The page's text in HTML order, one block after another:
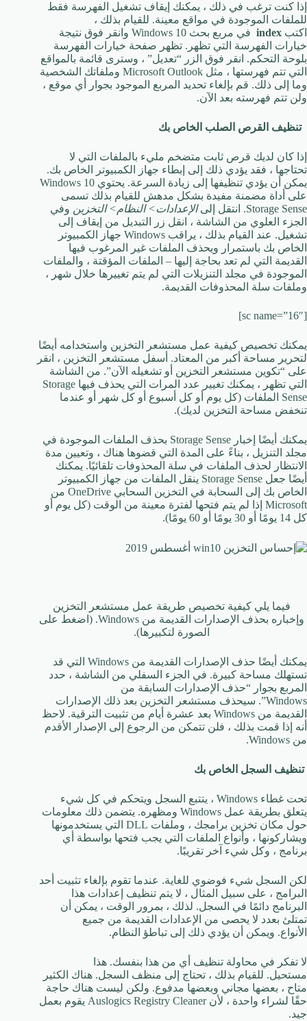
إذا كنت ترغب في ذلك ، يمكنك إيقاف تشغيل الفهرسة فقط
للملفات الموجودة في مواقع معينة. للقيام بذلك ،
اكتب index
في مربع بحث Windows 10 وانقر فوق نتيجة
خيارات الفهرسة التي تظهر. تظهر صفحة خيارات الفهرسة
بلوحة التحكم. انقر فوق الزر “تعديل” ، وسترى قائمة بالمواقع
التي تتم فهرستها ، مثل Microsoft Outlook وملفاتك الشخصية
وما إلى ذلك. قم بإلغاء تحديد المربع الموجود بجوار أي موقع ،
ولن تتم فهرسته بعد الآن.
تنظيف القرص الصلب الخاص بك
إذا كان لديك قرص ثابت متضخم مليء بالملفات التي لا
تحتاجها ، فقد يؤدي ذلك إلى إبطاء جهاز الكمبيوتر الخاص بك.
يمكن أن يؤدي تنظيفها إلى زيادة السرعة. يحتوي Windows 10
على أداة مضمنة مفيدة بشكل مدهش للقيام بذلك تسمى
Storage Sense. انتقل إلى
الإعدادات> النظام> التخزين وفي
الجزء العلوي من الشاشة ، انقل زر التبديل من إيقاف إلى
تشغيل. عند القيام بذلك ، يراقب Windows جهاز الكمبيوتر
الخاص بك باستمرار ويحذف الملفات غير المرغوب فيها
القديمة التي لم تعد بحاجة إليها – الملفات المؤقتة ، والملفات
الموجودة في مجلد التنزيلات التي لم يتم تغييرها خلال شهر ،
وملفات سلة المحذوفات القديمة.
[sc name=”16″]
يمكنك تخصيص كيفية عمل مستشعر التخزين واستخدامه أيضًا
لتحرير مساحة أكبر من المعتاد. أسفل مستشعر التخزين ، انقر
على “تكوين مستشعر التخزين أو تشغيله الآن”. من الشاشة
التي تظهر ، يمكنك تغيير عدد المرات التي يحذف فيها Storage
Sense الملفات (كل يوم أو كل أسبوع أو كل شهر أو عندما
تنخفض مساحة التخزين لديك).
يمكنك أيضًا إخبار Storage Sense بحذف الملفات الموجودة في
مجلد التنزيل ، بناءً على المدة التي قضوها هناك ، وتعيين مدة
الانتظار لحذف الملفات في سلة المحذوفات تلقائيًا. يمكنك
أيضًا جعل Storage Sense ينقل الملفات من جهاز الكمبيوتر
الخاص بك إلى السحابة في التخزين السحابي OneDrive من
Microsoft إذا لم يتم فتحها لفترة معينة من الوقت (كل يوم أو
كل 14 يومًا أو 30 يومًا أو 60 يومًا).
فيما يلي كيفية تخصيص طريقة عمل مستشعر التخزين
وإخباره بحذف الإصدارات القديمة من Windows. (اضغط على
الصورة لتكبيرها).
يمكنك أيضًا حذف الإصدارات القديمة من Windows التي قد
تستهلك مساحة كبيرة. في الجزء السفلي من الشاشة ، حدد
المربع بجوار “حذف الإصدارات السابقة من
Windows”. سيحذف مستشعر التخزين بعد ذلك الإصدارات
القديمة من Windows بعد عشرة أيام من تثبيت الترقية. لاحظ
أنه إذا قمت بذلك ، فلن تتمكن من الرجوع إلى الإصدار الأقدم
من Windows.
تنظيف السجل الخاص بك
تحت غطاء Windows ، يتتبع السجل ويتحكم في كل شيء
يتعلق بطريقة عمل Windows ومظهره. يتضمن ذلك معلومات
حول مكان تخزين برامجك ، وملفات DLL التي يستخدمونها
ويشاركونها ، وأنواع الملفات التي يجب فتحها بواسطة أي
برنامج ، وكل شيء آخر تقريبًا.
لكن السجل شيء فوضوي للغاية. عندما تقوم بإلغاء تثبيت أحد
البرامج ، على سبيل المثال ، لا يتم تنظيف إعدادات هذا
البرنامج دائمًا في السجل. لذلك ، بمرور الوقت ، يمكن أن
تمتلئ بعدد لا يحصى من الإعدادات القديمة من جميع
الأنواع. ويمكن أن يؤدي ذلك إلى تباطؤ النظام.
لا تفكر في محاولة تنظيف أي من هذا بنفسك. هذا
مستحيل. للقيام بذلك ، تحتاج إلى منظف السجل. هناك الكثير
متاح ، بعضها مجاني وبعضها مدفوع. ولكن ليست هناك حاجة
حقًا لشراء واحدة ، لأن Auslogics Registry Cleaner يقوم بعمل
جيد.